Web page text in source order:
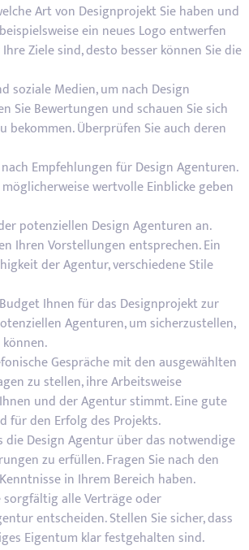
Art von Designprojekt Sie haben und
ein neues Logo entwerfen
Ziele sind, desto besser können Sie die
soziale Medien, um nach Design
Sie Bewertungen und schauen Sie sich
Überprüfen Sie auch deren
Empfehlungen für Design Agenturen.
wertvolle Einblicke geben
potenziellen Design Agenturen an.
Ihren Vorstellungen entsprechen. Ein
der Agentur, verschiedene Stile
Ihnen für das Designprojekt zur
Agenturen, um sicherzustellen,
Gespräche mit den ausgewählten
zu stellen, ihre Arbeitsweise
und der Agentur stimmt. Eine gute
für den Erfolg des Projekts.
die Design Agentur über das notwendige
zu erfüllen. Fragen Sie nach den
in Ihrem Bereich haben.
sorgfältig alle Verträge oder
entscheiden. Stellen Sie sicher, dass
Eigentum klar festgehalten sind.